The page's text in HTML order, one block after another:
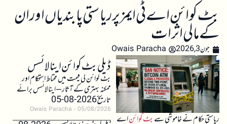
بٹ کوائن اے ٹی ایمز پر ریاستی پابندیاں اور ان
کے مالی اثرات
جون 3, 2026 Owais Paracha
ریاستی حکام نے خاموشی سےبٹ کوائناے
ڈیلی بٹ کوائن اینالائسس
بٹ کوائن کی قیمت میں محتاط استحکام اور
ممکنہ بہتری کے آثار – اینالائسس برائے
تاریخ 2026-08-05
Owais Paracha 05/08/2026